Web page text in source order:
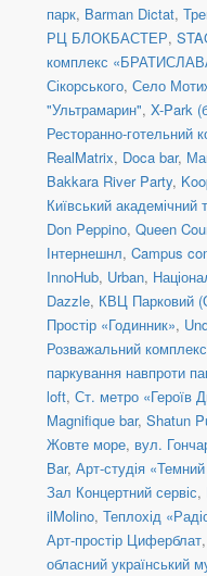
парк, Barman Dictat,
РЦ БЛОКБАСТЕР,
комплекс
Сікорського, Село
"Ультрамарин", X-Park
Ресторанно-готельний
RealMatrix, Doca bar,
Bakkara River Party,
Київський академічний
Don Peppino, Queen
Інтернешнл, Campus
InnoHub, Urban,
Dazzle, КВЦ Парковий
Простір «Годинник»,
Розважальний
паркування навпроти
loft, Ст. метро «Героїв
Magnifique bar, Shatun
Жовте море, вул.
Bar, Арт-студія
Зал Концертний сервіс,
ilMolino, Теплохід
Арт-простір Циферблат,
обласний український